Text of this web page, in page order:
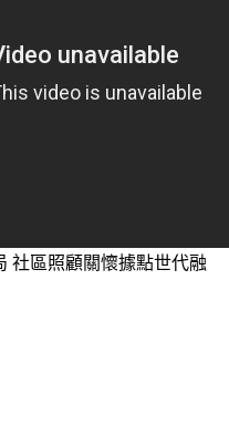
社區照顧關懷據點世代融